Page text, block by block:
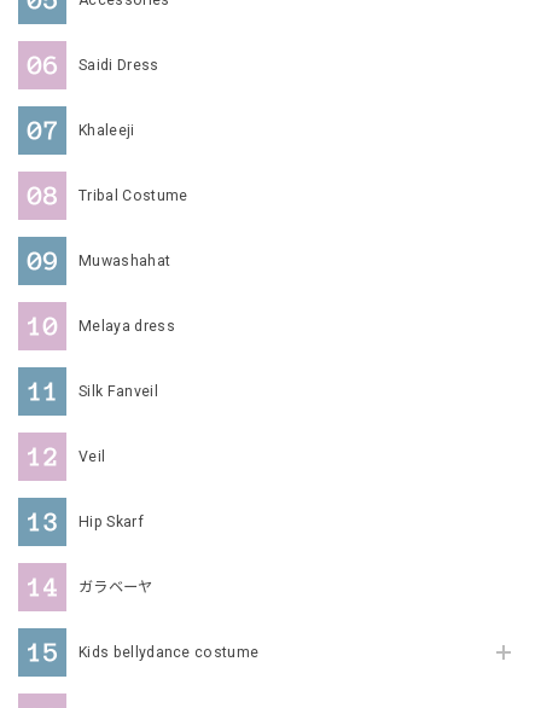
Saidi Dress
Khaleeji
Tribal Costume
Muwashahat
Melaya dress
Silk Fanveil
Veil
Hip Skarf
ガラベーヤ
Kids bellydance costume